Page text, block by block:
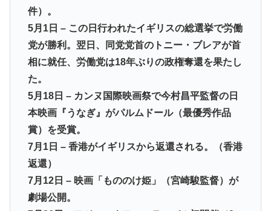
件）。
5月1日 – この日行われたイギリスの総選挙で労働
党が勝利。翌日、同党党首のトニー・ブレアが首
相に就任、労働党は18年ぶりの政権奪還を果たし
た。
5月18日 – カンヌ国際映画祭で今村昌平監督の日
本映画『うなぎ』がパルムドール（最優秀作品
賞）を受賞。
7月1日 – 香港がイギリスから返還される。（香港
返還）
7月12日 – 映画「もののけ姫」（宮崎駿監督）が
劇場公開。